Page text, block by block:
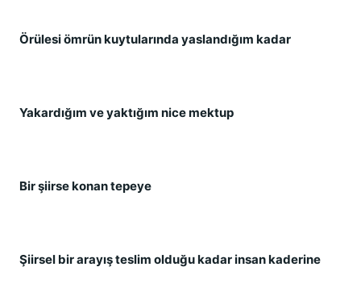
Örülesi ömrün kuytularında yaslandığım kadar
Yakardığım ve yaktığım nice mektup
Bir şiirse konan tepeye
Şiirsel bir arayış teslim olduğu kadar insan kaderine